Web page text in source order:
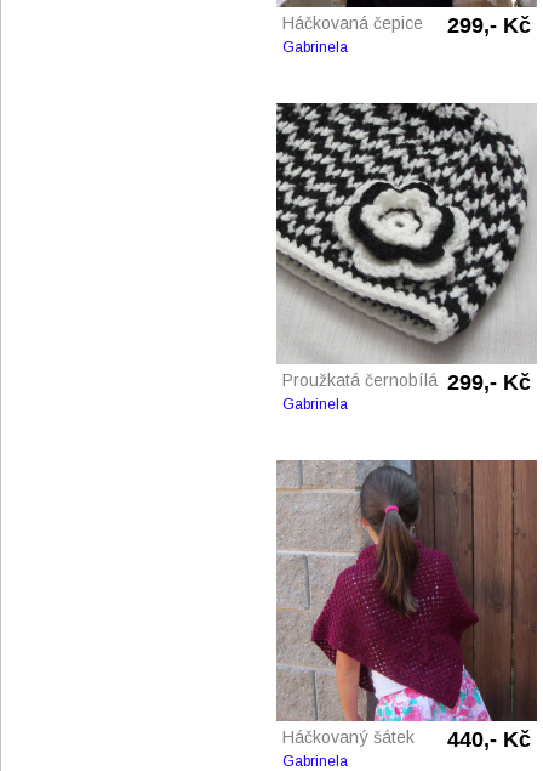
Háčkovaná čepice 299,- Kč
Gabrinela
Proužkatá černobílá 299,- Kč
Gabrinela
Háčkovaný šátek 440,- Kč
Gabrinela